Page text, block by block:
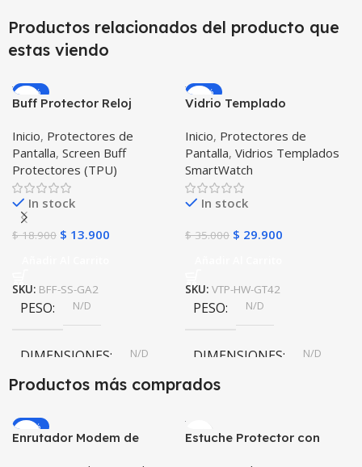
Productos relacionados del producto que
estas viendo
-26%
Buff Protector Reloj
Samsung Galaxy Watch
Active 2
Inicio, Protectores de
Pantalla, Screen Buff
Protectores (TPU)
In stock
$18.900 $ 13.900
SKU: BFF-SS-GA2
PESO N/D
DIMENSIONES N/D
-15%
Vidrio Templado
42mm X2 Unidades
Inicio, Protectores de
Pantalla, Vidrios Templados
SmartWatch
In stock
$35.000 $ 29.900
SKU: VTP-HW-GT42
PESO N/D
DIMENSIONES N/D
Productos más comprados
-20%
Enrutador Modem de
Estuche Protector con